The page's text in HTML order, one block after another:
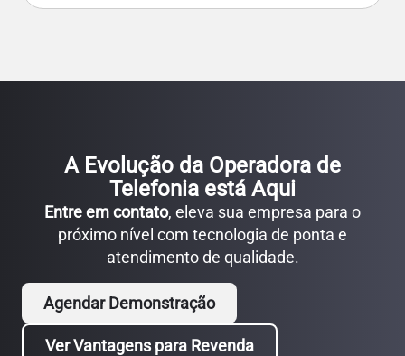
A Evolução da Operadora de
Telefonia está Aqui
Entre em contato, eleva sua empresa para o
próximo nível com tecnologia de ponta e
atendimento de qualidade.
Agendar Demonstração
Ver Vantagens para Revenda